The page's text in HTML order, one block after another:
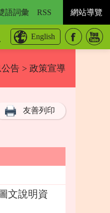
語詞彙 RSS 網站導覽
English
告> 政策宣導
友善列印
文說明資